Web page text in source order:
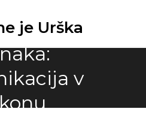
je Urška
v